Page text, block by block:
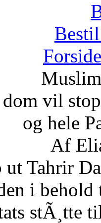
Forside
vil
og hele
Af
Tahrir
i
stÃ¸tte